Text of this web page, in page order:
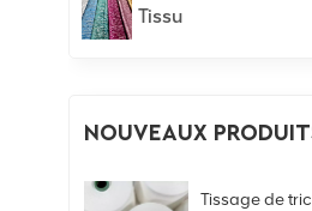
Tissu
NOUVEAUX
Tissage de